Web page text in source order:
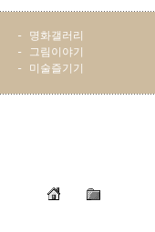
-
명화갤러리
-
그림이야기
-
미술즐기기